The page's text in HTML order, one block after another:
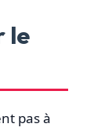
le
pas à